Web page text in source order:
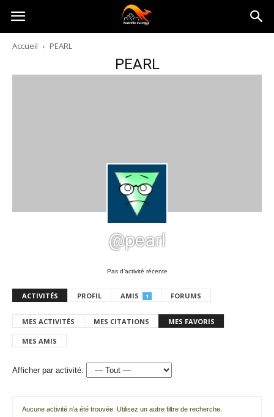
Australia-
australie.com
Accueil PEARL
PEARL
@pearl
Pas d’activité récente
ACTIVITÉS PROFIL AMIS 1 FORUMS
MES ACTIVITÉS MES CITATIONS MES FAVORIS
MES AMIS
Afficher par activité:
Aucune activité n'a été trouvée. Utilisez un autre filtre de recherche.